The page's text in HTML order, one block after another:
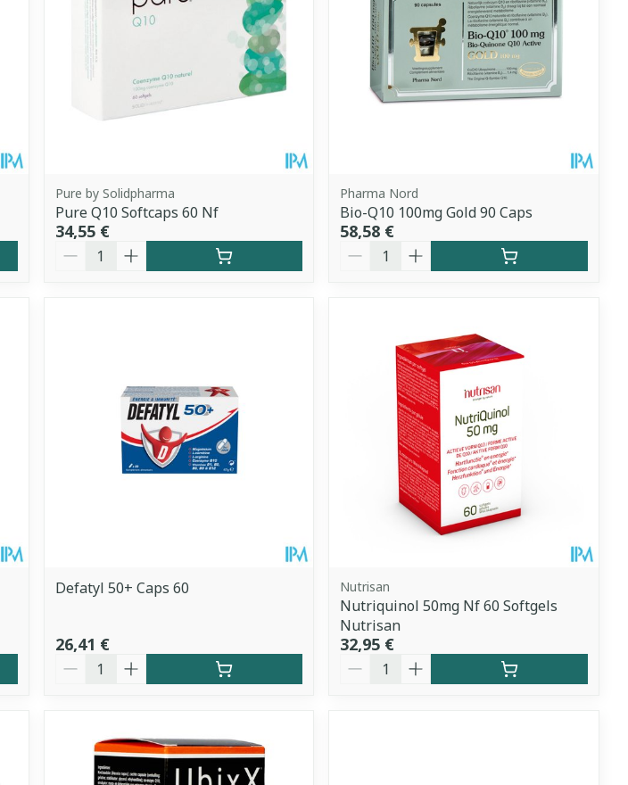
Pure by Solidpharma
Pure Q10 Softcaps 60 Nf
34,55 €
Quantité
Pharma Nord
Bio-Q10 100mg Gold 90 Caps
58,58 €
Quantité
Defatyl 50+ Caps 60
26,41 €
Quantité
Nutrisan
Nutriquinol 50mg Nf 60 Softgels
Nutrisan
32,95 €
Quantité